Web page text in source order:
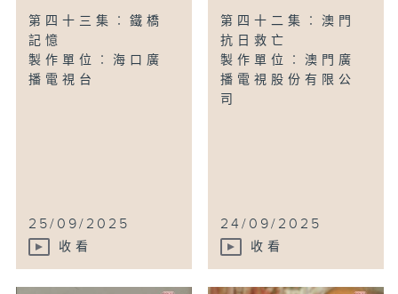
第四十三集︰鐵橋
記憶
製作單位︰海口廣
播電視台
25/09/2025
收看
第四十二集︰澳門
抗日救亡
製作單位︰澳門廣
播電視股份有限公
司
24/09/2025
收看